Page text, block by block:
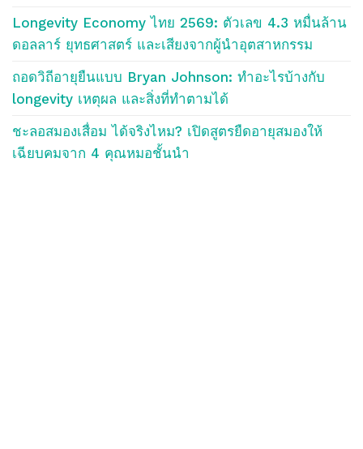
Longevity Economy ไทย 2569: ตัวเลข 4.3 หมื่นล้าน
ดอลลาร์ ยุทธศาสตร์ และเสียงจากผู้นำอุตสาหกรรม
ถอดวิถีอายุยืนแบบ Bryan Johnson: ทำอะไรบ้างกับ
longevity เหตุผล และสิ่งที่ทำตามได้
ชะลอสมองเสื่อม ได้จริงไหม? เปิดสูตรยืดอายุสมองให้
เฉียบคมจาก 4 คุณหมอชั้นนำ